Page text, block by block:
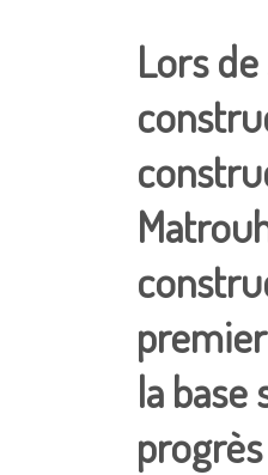
Lors
la base